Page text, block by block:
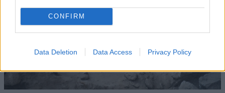
CONFIRM
Data Deletion Data Access Privacy Policy